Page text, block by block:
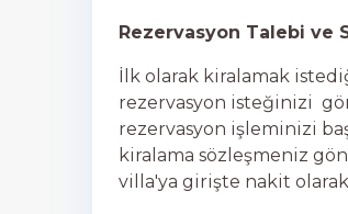
Rezervasyon Talebi ve
İlk olarak kiralamak
rezervasyon isteğinizi
rezervasyon işleminizi
kiralama sözleşmeniz
villa'ya girişte nakit